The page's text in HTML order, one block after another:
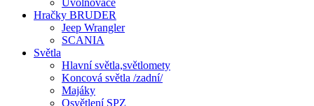
Uvolňovače
Hračky BRUDER
Jeep Wrangler
SCANIA
Světla
Hlavní světla,světlomety
Koncová světla /zadní/
Majáky
Osvětlení SPZ